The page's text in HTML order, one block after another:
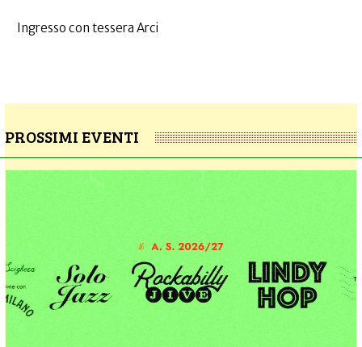
Ingresso con tessera Arci
PROSSIMI EVENTI